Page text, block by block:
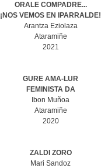
ORALE COMPADRE...
¡NOS VEMOS EN IPARRALDE!
Arantza Eziolaza
Ataramiñe
2021
GURE AMA-LUR
FEMINISTA DA
Ibon Muñoa
Ataramiñe
2020
ZALDI ZORO
Mari Sandoz